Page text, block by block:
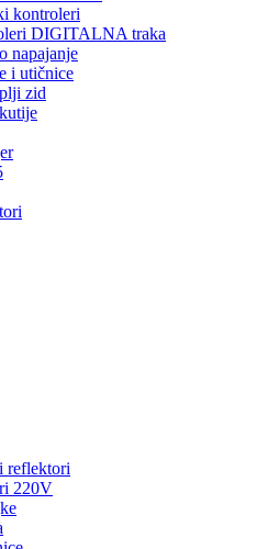
kontroleri
DIGITALNA traka
napajanje
i utičnice
zid
reflektori
220V